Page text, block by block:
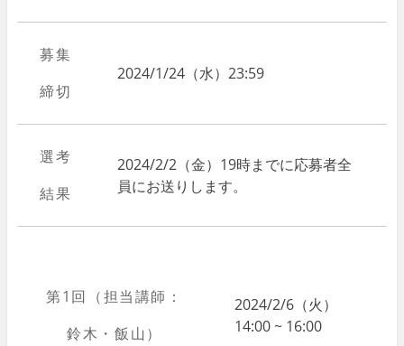
募集
締切
2024/1/24（水）23:59
選考
結果
2024/2/2（金）19時までに応募者全
員にお送りします。
第1回（担当講師：
鈴木・飯山）
2024/2/6（火）
14:00 ~ 16:00